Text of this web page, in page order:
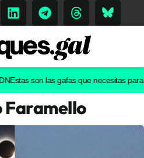
son las gafas que necesitas para ver
Faramello